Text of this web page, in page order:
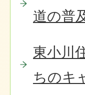
道の普
東小川
ちのキ